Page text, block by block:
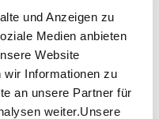
und Anzeigen zu
Medien anbieten
Website
wir Informationen zu
an unsere Partner für
weiter.Unsere